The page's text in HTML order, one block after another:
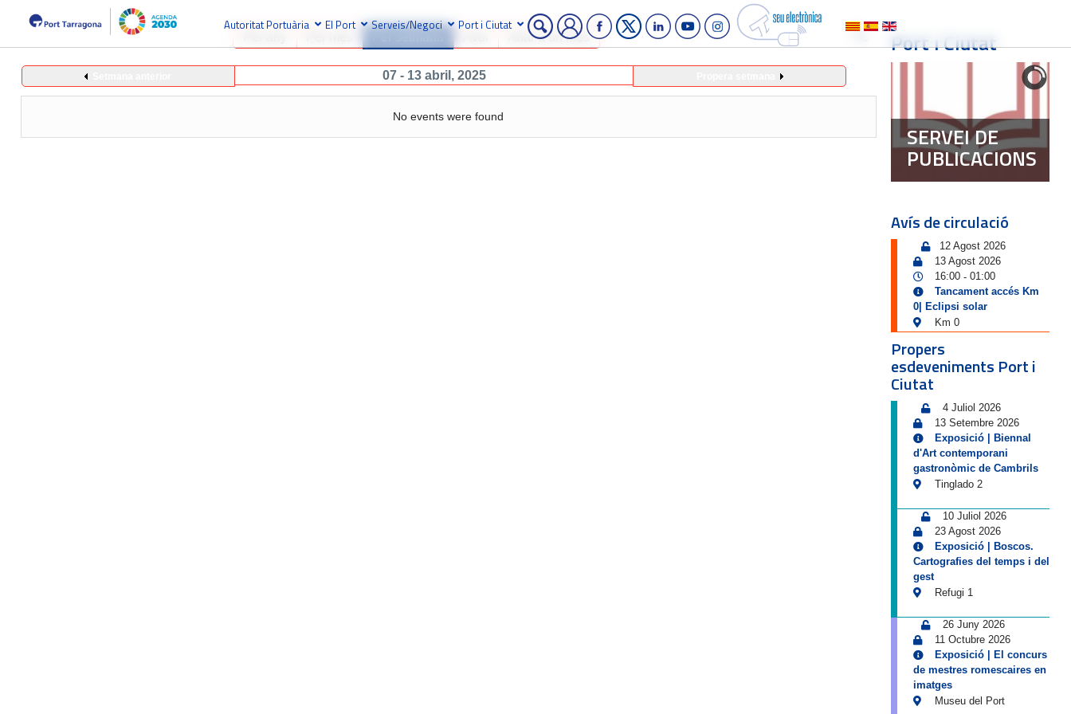
Autoritat Portuària El Port Serveis/Negoci Port i Ciutat
Anar a un mes
07 - 13 abril, 2025
No events were found
Port i Ciutat
SERVEI DE
PUBLICACIONS
Avís de circulació
12 Agost 2026
13 Agost 2026
16:00- 01:00
Tancament accés Km
0| Eclipsi solar
Km 0
Propers
esdeveniments Port i
Ciutat
4 Juliol 2026
13 Setembre 2026
Exposició | Biennal
d'Art contemporani
gastronòmic de Cambrils
Tinglado 2
10 Juliol 2026
23 Agost 2026
Exposició | Boscos.
Cartografies del temps i del
gest
Refugi 1
26 Juny 2026
11 Octubre 2026
Exposició | El concurs
de mestres romescaires en
imatges
Museu del Port